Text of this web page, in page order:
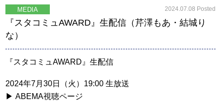
MEDIA 2024.07.08 Posted
『スタコミュAWARD』生配信（芹澤もあ・結城り
な）
『スタコミュAWARD』生配信
2024年7月30日（火）19:00 生放送
▶ ABEMA視聴ページ